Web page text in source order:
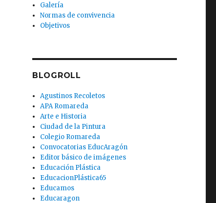
Galería
Normas de convivencia
Objetivos
BLOGROLL
Agustinos Recoletos
APA Romareda
Arte e Historia
Ciudad de la Pintura
Colegio Romareda
Convocatorias EducAragón
Editor básico de imágenes
Educación Plástica
EducacionPlástica65
Educamos
Educaragon